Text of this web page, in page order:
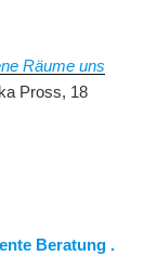
Räume uns
Pross, 18
Beratung .